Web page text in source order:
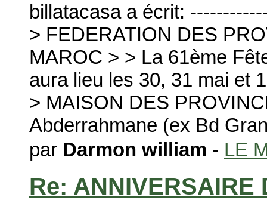
billatacasa a écrit:
> FEDERATION DES
MAROC > > La 61ème
aura lieu les 30, 31 mai et
> MAISON DES
Abderrahmane (ex Bd
par Darmon william - LE
Re: ANNIVERSAIRE